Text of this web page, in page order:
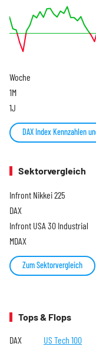
Woche
1M
1J
DAX Index Kennzahlen
Sektorvergleich
Infront Nikkei 225
DAX
Infront USA 30 Industrial
MDAX
Zum Sektorvergleich
Tops & Flops
DAX US Tech 100